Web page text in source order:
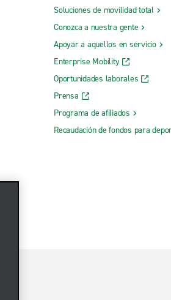
Soluciones de movilidad total
Conozca a nuestra gente
Apoyar a aquellos en servicio
Enterprise Mobility
Oportunidades laborales
Prensa
Programa de afiliados
Recaudación de fondos para